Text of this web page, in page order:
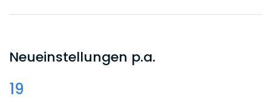
Bereich, denn Qualitätsbewusstsein und
Effizienz müssen sich nicht ausschließen.
Neueinstellungen p.a.
19